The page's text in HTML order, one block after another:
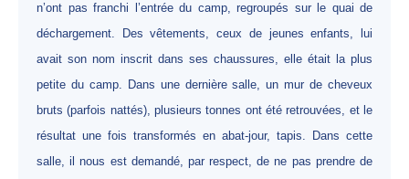
n’ont pas franchi l’entrée du camp, regroupés sur le quai de
déchargement. Des vêtements, ceux de jeunes enfants, lui
avait son nom inscrit dans ses chaussures, elle était la plus
petite du camp. Dans une dernière salle, un mur de cheveux
bruts (parfois nattés), plusieurs tonnes ont été retrouvées, et le
résultat une fois transformés en abat-jour, tapis. Dans cette
salle, il nous est demandé, par respect, de ne pas prendre de